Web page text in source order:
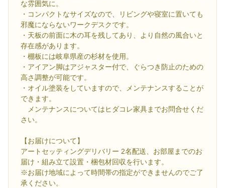
な雰囲気に。
・コンパクトなサイズなので、リビングや寝室に置いても
邪魔にならないワークデスクです。
・天板の前面に木の耳を残してあり、より自然の風合いと
存在感があります。
・棚板には岐阜県産の杉材を使用。
・アイアン脚はアジャスター付で、ぐらつき防止のための
高さ調整が可能です。
・オイル塗装をしていますので、メンテナンスすることが
できます。
メンテナンスについてはヒダコレ家具までお問合せくだ
さい。
【お届けについて】
アートセッティングデリバリー 2名配送、お部屋までのお
届け・組み立て設置・梱包材回収を行います。
※お届け地域によって時間帯の指定ができませんのでご了
承ください。